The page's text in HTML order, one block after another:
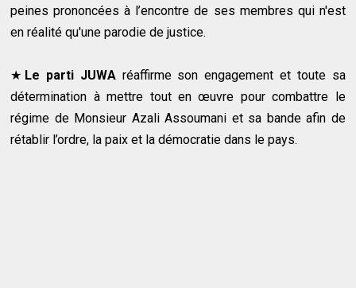
peines prononcées à l’encontre de ses membres qui n'est
en réalité qu'une parodie de justice.
★ Le parti JUWAréaffirme son engagement et toute sa
détermination à mettre tout en œuvre pour combattre le
régime de Monsieur Azali Assoumani et sa bande afin de
rétablir l’ordre, la paix et la démocratie dans le pays.